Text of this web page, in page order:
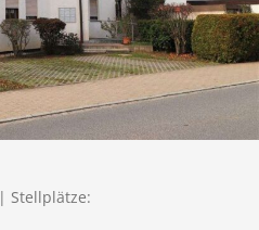
| Stellplätze: